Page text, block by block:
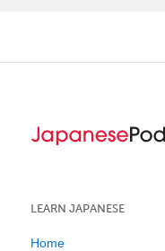
LEARN JAPANESE
Home